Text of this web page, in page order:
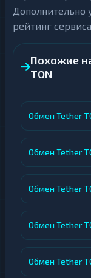
Дополнительно
рейтинг
Похожие
TON
Обмен Tether
Обмен Tether
Обмен Tether
Обмен Tether
Обмен Tether